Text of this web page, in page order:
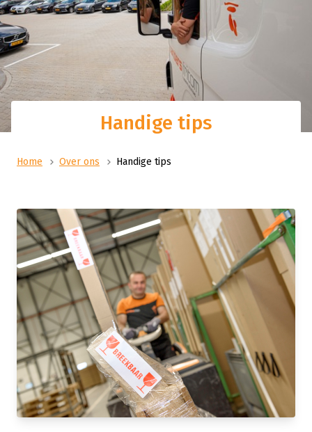
Handige tips
Home Over ons Handige tips